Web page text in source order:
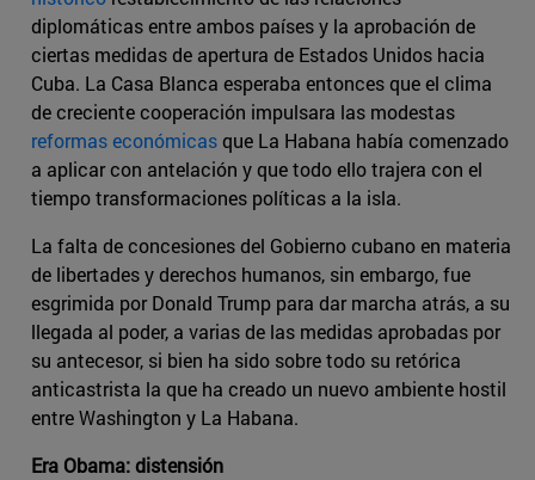
diplomáticas entre ambos países y la aprobación de
ciertas medidas de apertura de Estados Unidos hacia
Cuba. La Casa Blanca esperaba entonces que el clima
de creciente cooperación impulsara las modestas
reformas económicasque La Habana había comenzado
a aplicar con antelación y que todo ello trajera con el
tiempo transformaciones políticas a la isla.
La falta de concesiones del Gobierno cubano en materia
de libertades y derechos humanos, sin embargo, fue
esgrimida por Donald Trump para dar marcha atrás, a su
llegada al poder, a varias de las medidas aprobadas por
su antecesor, si bien ha sido sobre todo su retórica
anticastrista la que ha creado un nuevo ambiente hostil
entre Washington y La Habana.
Era Obama: distensión